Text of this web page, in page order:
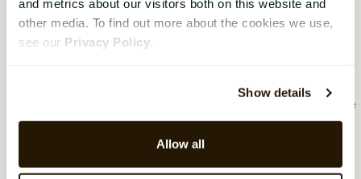
and metrics about our visitors both on this website and
other media. To find out more about the cookies we use,
see our Privacy Policy.
Show details
Allow all
Strategisk beslutningstaking: Med de
omfattende data- og analysefunksjonene som
medarbeidere kan analysere trender, identifisere
kompetansegap, vurdere medarbeidernes
prestasjoner, overvåke opplæringsbehov og
spore medarbeidertilfredshet og engasjement.